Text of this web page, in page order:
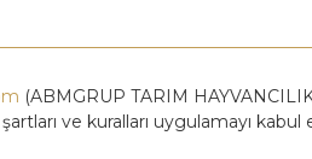
(ABMGRUP TARIM
ve kuralları uygulamayı kabul